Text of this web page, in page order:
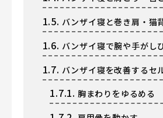
1.5. バンザイ寝と巻き肩・猫
1.6. バンザイ寝で腕や手がし
1.7. バンザイ寝を改善するセ
1.7.1. 胸まわりをゆるめる